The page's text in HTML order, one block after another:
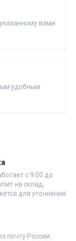
вами
удобным
с 9.00 до
на склад,
для уточнения
почту России.